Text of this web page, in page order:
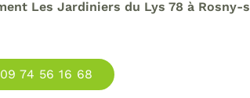
Les Jardiniers du Lys 78 à
09 74 56 16 68